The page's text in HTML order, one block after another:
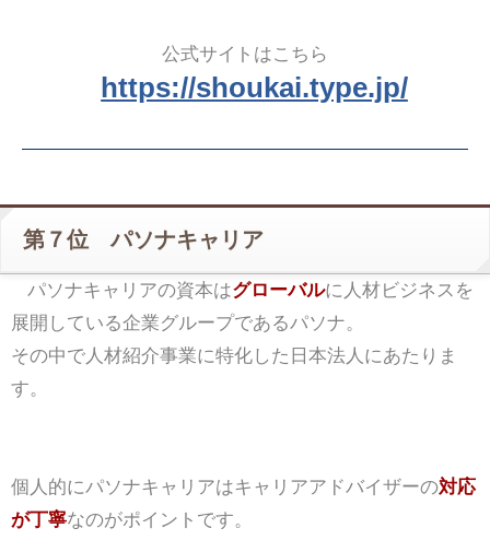
公式サイトはこちら
https://shoukai.type.jp/
第７位 パソナキャリア
パソナキャリアの資本はグローバルに人材ビジネスを
展開している企業グループであるパソナ。
その中で人材紹介事業に特化した日本法人にあたりま
す。
個人的にパソナキャリアはキャリアアドバイザーの対応
が丁寧なのがポイントです。